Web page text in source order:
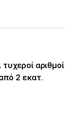
τυχεροί αριθμοί
2 εκατ.